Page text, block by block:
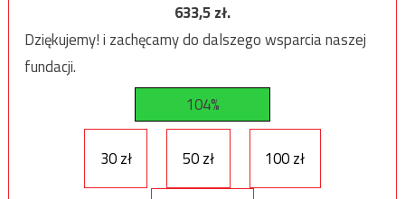
633,5zł.
Dziękujemy! i zachęcamy do dalszego wsparcia naszej
fundacji.
104%
30 zł 50 zł 100 zł